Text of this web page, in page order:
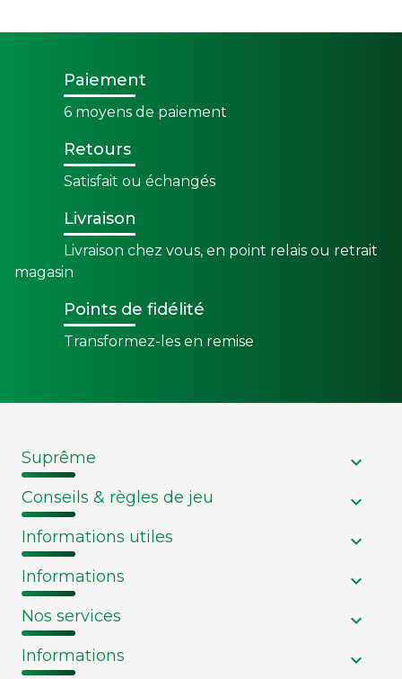
Paiement
6 moyens de paiement
Retours
Satisfait ou échangés
Livraison
Livraison chez vous, en point relais ou retrait
magasin
Points de fidélité
Transformez-les en remise
Suprême
Conseils & règles de jeu
Informations utiles
Informations
Nos services
Informations